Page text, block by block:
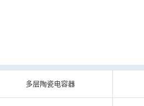
多层陶瓷电容器